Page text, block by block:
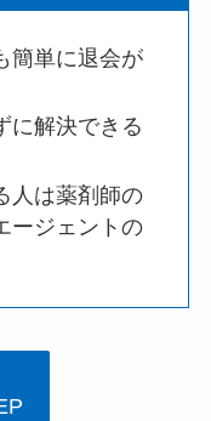
簡単に退会が
に解決できる
人は薬剤師の
ージェントの